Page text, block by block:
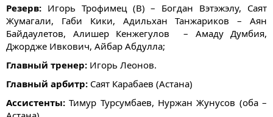
Резерв: Игорь Трофимец (В) – Богдан Вэтэжэлу, Саят
Жумагали, Габи Кики, Адильхан Танжариков – Аян
Байдаулетов, Алишер Кенжегулов – Амаду Думбия,
Джордже Ивкович, Айбар Абдулла;
Главный тренер: Игорь Леонов.
Главный арбитр: Саят Карабаев (Астана)
Ассистенты:Тимур Турсумбаев, Нуржан Жунусов (оба –